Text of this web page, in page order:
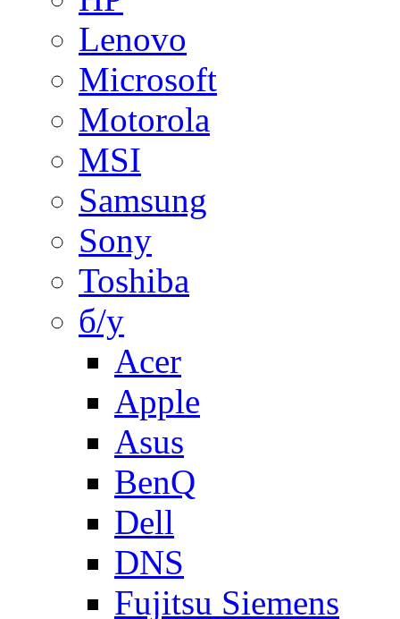
Lenovo
Microsoft
Motorola
MSI
Samsung
Sony
Toshiba
б/у
Acer
Apple
Asus
BenQ
Dell
DNS
Fujitsu Siemens